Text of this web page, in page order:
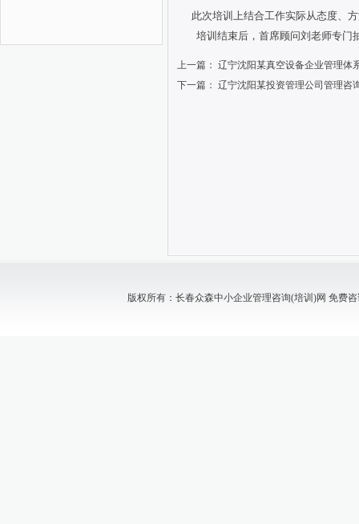
此次培训上结合工作实际从态度、方
培训结束后，首席顾问刘老师专门
上一篇： 辽宁沈阳某真空设备企业管理体
下一篇： 辽宁沈阳某投资管理公司管理咨
版权所有：长春众森中小企业管理咨询(培训)网 免费咨